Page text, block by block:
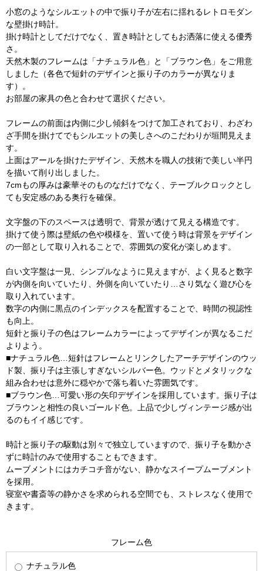
小窓のようなシルエットの中で振り子が左右に揺れるレトロモダン
な壁掛け時計。
掛け時計としてだけでなく、置き時計としてもお洒落に使える優秀
さ。
天然木製のフレームは「ナチュラル色」と「ブラウン色」をご用意
しました（各色で短針のデザインと振り子のカラーが異なりま
す）。
お部屋の家具の色と合わせて選択ください。
フレームの前面は内側に少し傾斜をつけて加工されており、わざわ
ざ手間を掛けてでもシルエットの美しさへのこだわりが垣間見えま
す。
上面はアールを掛けたデザイン、天然木を職人の技術で美しい半円
を描いて削り出しました。
7cmもの厚みは豪華そのものなだけでなく、テーブルクロックとし
ても安定感のある奥行を確保。
文字盤の下のスペースは透明で、背景が透けて見える構造です。
掛けて使う際は壁紙の色や模様を、置いて使う時は背景をデザイン
の一部として取り入れることで、雰囲気の変化が楽しめます。
白い文字盤は一見、シンプルなように見えますが、よく見ると数字
が内側を向いていたり、外側を向いていたり…さり気なく遊び心を
取り入れています。
数字の内側に黒点のインデックスを配置することで、時間の視認性
も向上。
短針と振り子の色はフレームカラーによってデザインが異なるこだ
よりよう。
■ナチュラル色…短針はフレームとリンクしたアーチデザインのウッ
ド製、振り子は主張しすぎないシルバー色。ウッドとメタリックな
組み合わせは意外に穏やかで落ち着いた雰囲気です。
■ブラウン色…可愛い形の矢印デザインを採用しています。振り子は
ブラウンと相性の良いゴールド色。上品で少しヴィンテージ感が出
るのもイイ感じです。
時計と振り子の駆動は別々で独立していますので、振り子を動かさ
ずに時計のみで使用することもできます。
ムーブメントにはカチコチ音がない、静かなスイープムーブメント
を採用。
寝室や書斎等の静かさを求められる空間でも、ストレスなく使用で
きます。
フレーム色
ナチュラル色